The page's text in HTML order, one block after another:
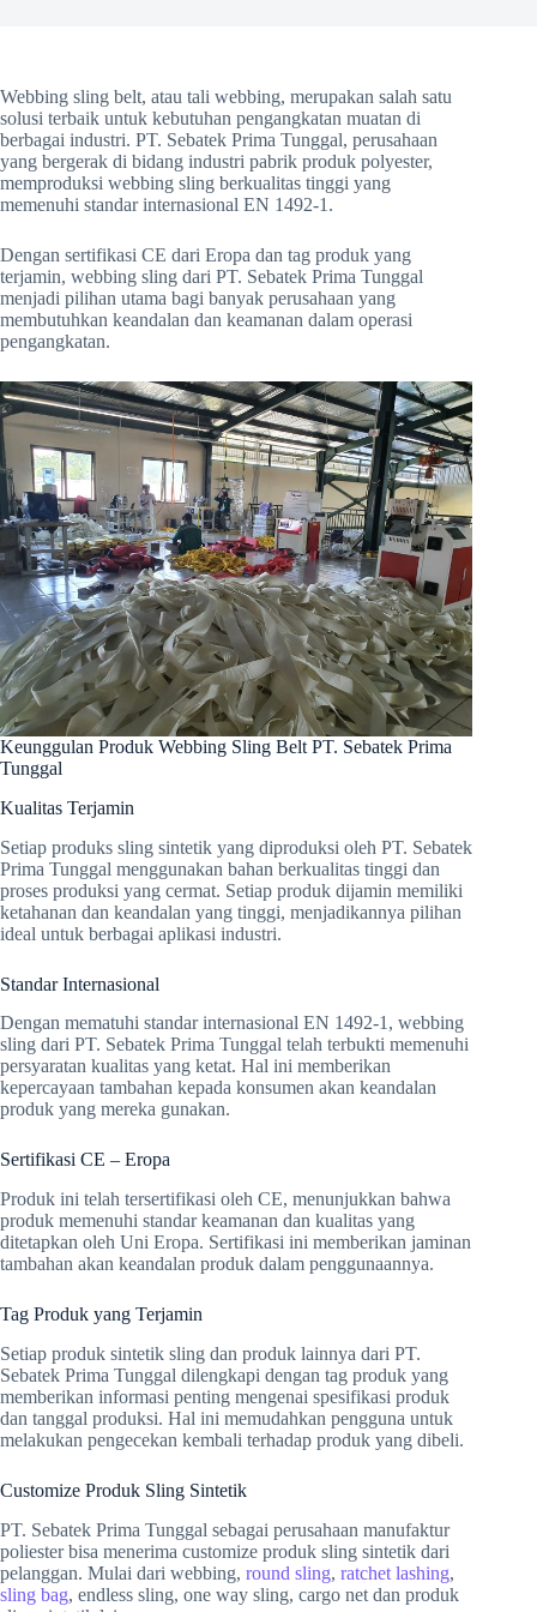
Webbing sling belt, atau tali webbing, merupakan salah satu
solusi terbaik untuk kebutuhan pengangkatan muatan di
berbagai industri. PT. Sebatek Prima Tunggal, perusahaan
yang bergerak di bidang industri pabrik produk polyester,
memproduksi webbing sling berkualitas tinggi yang
memenuhi standar internasional EN 1492-1.
Dengan sertifikasi CE dari Eropa dan tag produk yang
terjamin, webbing sling dari PT. Sebatek Prima Tunggal
menjadi pilihan utama bagi banyak perusahaan yang
membutuhkan keandalan dan keamanan dalam operasi
pengangkatan.
Keunggulan Produk Webbing Sling Belt PT. Sebatek Prima
Tunggal
Kualitas Terjamin
Setiap produks sling sintetik yang diproduksi oleh PT. Sebatek
Prima Tunggal menggunakan bahan berkualitas tinggi dan
proses produksi yang cermat. Setiap produk dijamin memiliki
ketahanan dan keandalan yang tinggi, menjadikannya pilihan
ideal untuk berbagai aplikasi industri.
Standar Internasional
Dengan mematuhi standar internasional EN 1492-1, webbing
sling dari PT. Sebatek Prima Tunggal telah terbukti memenuhi
persyaratan kualitas yang ketat. Hal ini memberikan
kepercayaan tambahan kepada konsumen akan keandalan
produk yang mereka gunakan.
Sertifikasi CE – Eropa
Produk ini telah tersertifikasi oleh CE, menunjukkan bahwa
produk memenuhi standar keamanan dan kualitas yang
ditetapkan oleh Uni Eropa. Sertifikasi ini memberikan jaminan
tambahan akan keandalan produk dalam penggunaannya.
Tag Produk yang Terjamin
Setiap produk sintetik sling dan produk lainnya dari PT.
Sebatek Prima Tunggal dilengkapi dengan tag produk yang
memberikan informasi penting mengenai spesifikasi produk
dan tanggal produksi. Hal ini memudahkan pengguna untuk
melakukan pengecekan kembali terhadap produk yang dibeli.
Customize Produk Sling Sintetik
PT. Sebatek Prima Tunggal sebagai perusahaan manufaktur
poliester bisa menerima customize produk sling sintetik dari
pelanggan. Mulai dari webbing, round sling, ratchet lashing,
sling bag, endless sling, one way sling, cargo net dan produk